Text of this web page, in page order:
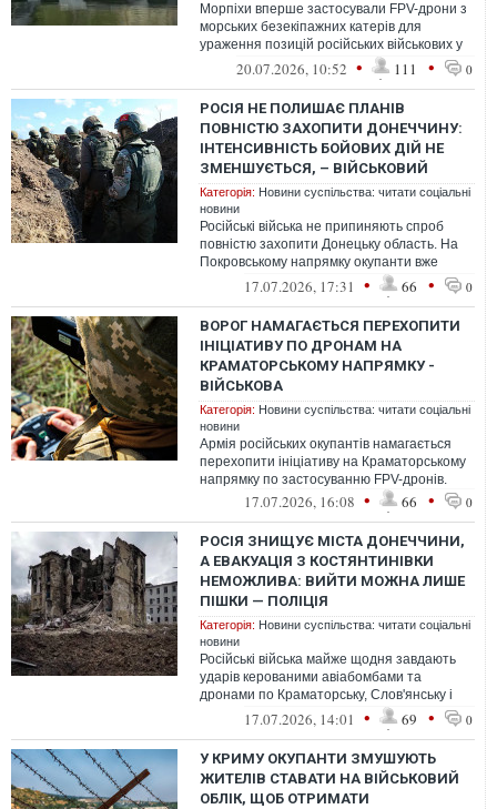
Морпіхи вперше застосували FPV-дрони з
морських безекіпажних катерів для
ураження позицій російських військових у
районі Залізного Порту на тимчасово ...
20.07.2026, 10:52 • 111 • 0
РОСІЯ НЕ ПОЛИШАЄ ПЛАНІВ
ПОВНІСТЮ ЗАХОПИТИ ДОНЕЧЧИНУ:
ІНТЕНСИВНІСТЬ БОЙОВИХ ДІЙ НЕ
ЗМЕНШУЄТЬСЯ, – ВІЙСЬКОВИЙ
Категорія: Новини суспільства: читати соціальні
новини
Російські війська не припиняють спроб
повністю захопити Донецьку область. На
Покровському напрямку окупанти вже
кілька місяців не проводять масштабних...
17.07.2026, 17:31 • 66 • 0
ВОРОГ НАМАГАЄТЬСЯ ПЕРЕХОПИТИ
ІНІЦІАТИВУ ПО ДРОНАМ НА
КРАМАТОРСЬКОМУ НАПРЯМКУ -
ВІЙСЬКОВА
Категорія: Новини суспільства: читати соціальні
новини
Армія російських окупантів намагається
перехопити ініціативу на Краматорському
напрямку по застосуванню FPV-дронів.
17.07.2026, 16:08 • 66 • 0
РОСІЯ ЗНИЩУЄ МІСТА ДОНЕЧЧИНИ,
А ЕВАКУАЦІЯ З КОСТЯНТИНІВКИ
НЕМОЖЛИВА: ВИЙТИ МОЖНА ЛИШЕ
ПІШКИ — ПОЛІЦІЯ
Категорія: Новини суспільства: читати соціальні
новини
Російські війська майже щодня завдають
ударів керованими авіабомбами та
дронами по Краматорську, Слов'янську і
Дружківці, а ситуація в Костянтинівці з...
17.07.2026, 14:01 • 69 • 0
У КРИМУ ОКУПАНТИ ЗМУШУЮТЬ
ЖИТЕЛІВ СТАВАТИ НА ВІЙСЬКОВИЙ
ОБЛІК, ЩОБ ОТРИМАТИ